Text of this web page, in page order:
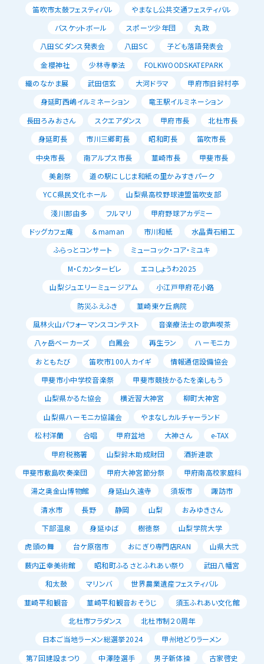
笛吹市太鼓フェスティバル
やまなし公共交通フェスティバル
バスケットボール
スポーツ少年団
丸政
八田SCダンス発表会
八田SC
子ども落語発表会
金櫻神社
少林寺拳法
FOLKWOODSKATEPARK
織のなかま展
武田信玄 大河ドラマ
甲府市旧鈴村亭
身延町西嶋イルミネーション
竜王駅イルミネーション
長田ろみおさん
スクエアダンス 甲府市長
北杜市長
身延町長
市川三郷町長 昭和町長
笛吹市長
中央市長
南アルプス市長 韮崎市長
甲斐市長
美創祭
道の駅にしじま和紙の里かみすきパーク
YCC県民文化ホール
山梨県高校野球連盟笛吹支部
淺川那由多
フルマリ
甲府野球アカデミー
ドッグカフェ庵
＆maman 市川和紙
水晶貴石細工
ふらっとコンサート
ミューコック・コア・ミユキ
M・Cカンタービレ
エコしょうわ2025
山梨ジュエリーミュージアム
小江戸甲府花小路
防災ふえふき
韮崎東ケ丘病院
風林火山パフォーマンスコンテスト
音楽療法士の歌声喫茶
八ヶ岳ベーカーズ
白鳳会 再生ラン
ハーモニカ
おともたび
笛吹市100人カイギ
情報通信設備協会
甲斐市小中学校音楽祭
甲斐市競技かるたを楽しもう
山梨県かるた協会
横近習大神宮
柳町大神宮
山梨県ハーモニカ協議会
やまなしカルチャーランド
松村洋蘭
合唱 甲府盆地 大神さん
e-TAX
甲府税務署
山梨鈴木助成財団
酒折連歌
甲斐市敷島吹奏楽団
甲府大神宮節分祭
甲府南高校家庭科
湯之奥金山博物館
身延山久遠寺 須坂市
諏訪市
清水市
長野 静岡 山梨
おみゆきさん
下部温泉
身延ゆば 樹徳祭
山梨学院大学
虎頭の舞
台ケ原宿市 おにぎり専門店RAN
山県大弐
薮内正幸美術館
昭和町ふるさとふれあい祭り
武田八幡宮
和太鼓
マリンバ
世界農業遺産フェスティバル
韮崎平和観音
韮崎平和観音おそうじ
須玉ふれあい文化館
北杜市フラダンス
北杜市制２０周年
日本ご当地ラーメン総選挙2024
甲州地どりラーメン
第７回建設まつり
中澤陸選手 男子新体操
古家啓史